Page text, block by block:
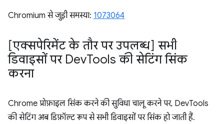
Chromium से जुड़ी समस्या: 1073064
[एक्सपेरिमेंट के तौर पर उपलब्ध] सभी
डिवाइसों पर DevTools की सेटिंग सिंक
करना
Chrome प्रोफ़ाइल सिंक करने की सुविधा चालू करने पर, DevTools
की सेटिंग अब डिफ़ॉल्ट रूप से सभी डिवाइसों पर सिंक हो जाती हैं.